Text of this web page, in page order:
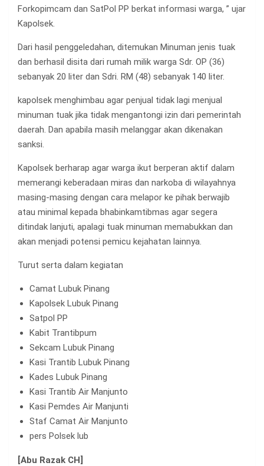
Forkopimcam dan SatPol PP berkat informasi warga, ” ujar
Kapolsek.
Dari hasil penggeledahan, ditemukan Minuman jenis tuak
dan berhasil disita dari rumah milik warga Sdr. OP (36)
sebanyak 20 liter dan Sdri. RM (48) sebanyak 140 liter.
kapolsek menghimbau agar penjual tidak lagi menjual
minuman tuak jika tidak mengantongi izin dari pemerintah
daerah. Dan apabila masih melanggar akan dikenakan
sanksi.
Kapolsek berharap agar warga ikut berperan aktif dalam
memerangi keberadaan miras dan narkoba di wilayahnya
masing-masing dengan cara melapor ke pihak berwajib
atau minimal kepada bhabinkamtibmas agar segera
ditindak lanjuti, apalagi tuak minuman memabukkan dan
akan menjadi potensi pemicu kejahatan lainnya.
Turut serta dalam kegiatan
Camat Lubuk Pinang
Kapolsek Lubuk Pinang
Satpol PP
Kabit Trantibpum
Sekcam Lubuk Pinang
Kasi Trantib Lubuk Pinang
Kades Lubuk Pinang
Kasi Trantib Air Manjunto
Kasi Pemdes Air Manjunti
Staf Camat Air Manjunto
pers Polsek lub
[Abu Razak CH]